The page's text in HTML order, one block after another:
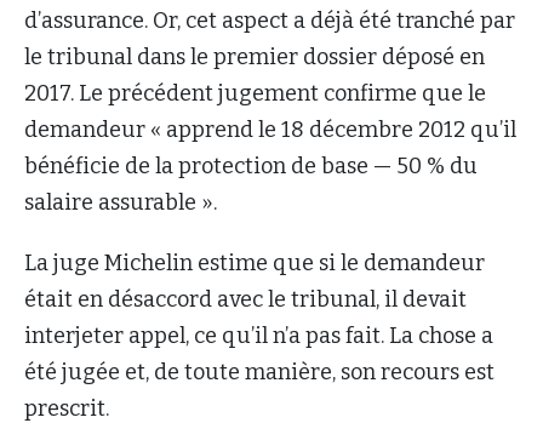
d’assurance. Or, cet aspect a déjà été tranché par
le tribunal dans le premier dossier déposé en
2017. Le précédent jugement confirme que le
demandeur « apprend le 18 décembre 2012 qu’il
bénéficie de la protection de base — 50 % du
salaire assurable ».
La juge Michelin estime que si le demandeur
était en désaccord avec le tribunal, il devait
interjeter appel, ce qu’il n’a pas fait. La chose a
été jugée et, de toute manière, son recours est
prescrit.